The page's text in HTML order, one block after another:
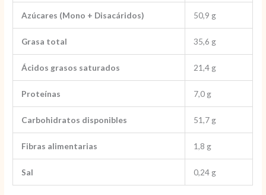
Azúcares (Mono + Disacáridos) 50,9 g
Grasa total 35,6 g
Ácidos grasos saturados 21,4 g
Proteínas 7,0 g
Carbohidratos disponibles 51,7 g
Fibras alimentarias 1,8 g
Sal 0,24 g